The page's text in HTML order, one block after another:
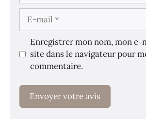
E-
mail
Enregistrer mon nom, mon e-
site dans le navigateur pour
commentaire.